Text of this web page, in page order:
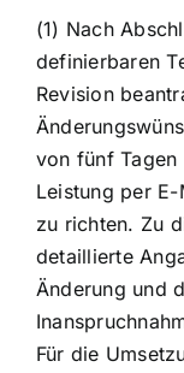
(1) Nach
definierbaren
Revision
von fünf
Leistung per
zu richten. Zu
detaillierte
Änderung und
Für die